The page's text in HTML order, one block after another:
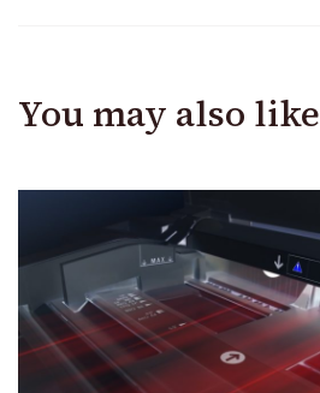
You may also like